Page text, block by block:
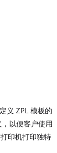
义 ZPL 模板的
以便客户使用
印机打印独特